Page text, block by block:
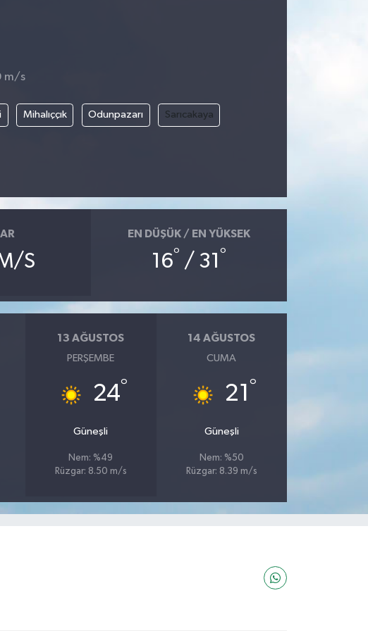
m/s
Mihalıççık Odunpazarı Sarıcakaya
S
EN DÜŞÜK / EN YÜKSEK
16° / 31°
13 AĞUSTOS
PERŞEMBE
24°
Güneşli
Nem: %49
Rüzgar: 8.50 m/s
14 AĞUSTOS
CUMA
21 °
Güneşli
Nem: %50
Rüzgar: 8.39 m/s